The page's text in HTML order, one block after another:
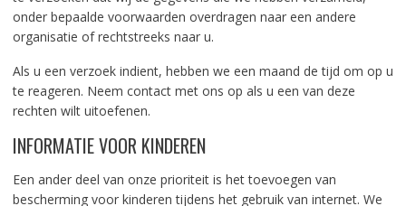
onder bepaalde voorwaarden overdragen naar een andere
organisatie of rechtstreeks naar u.
Als u een verzoek indient, hebben we een maand de tijd om op u
te reageren. Neem contact met ons op als u een van deze
rechten wilt uitoefenen.
INFORMATIE VOOR KINDEREN
Een ander deel van onze prioriteit is het toevoegen van
bescherming voor kinderen tijdens het gebruik van internet. We